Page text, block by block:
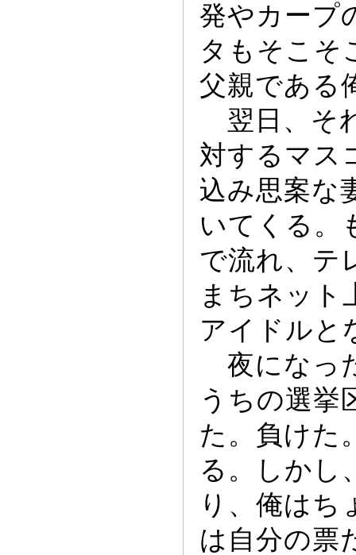
発やカープ
タもそこそ
父親である
翌日、そ
対するマス
込み思案な
いてくる。
で流れ、テ
まちネ ッ
アイドルと
夜にな っ
うちの選挙
た。負けた
る。しかし
り、俺はち
は自分の票